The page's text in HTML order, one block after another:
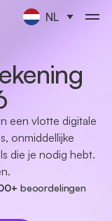
NL
een vlotte digitale
onmiddellijke
die je nodig hebt.
beoordelingen